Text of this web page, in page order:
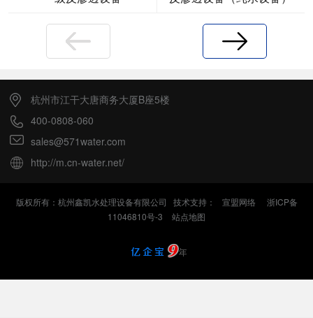
上一页
下一页
杭州市江干大唐商务大厦B座5楼
400-0808-060
sales@571water.com
http://m.cn-water.net/
版权所有：杭州鑫凯水处理设备有限公司 技术支持： 宣盟网络
浙ICP备
11046810号-3
站点地图